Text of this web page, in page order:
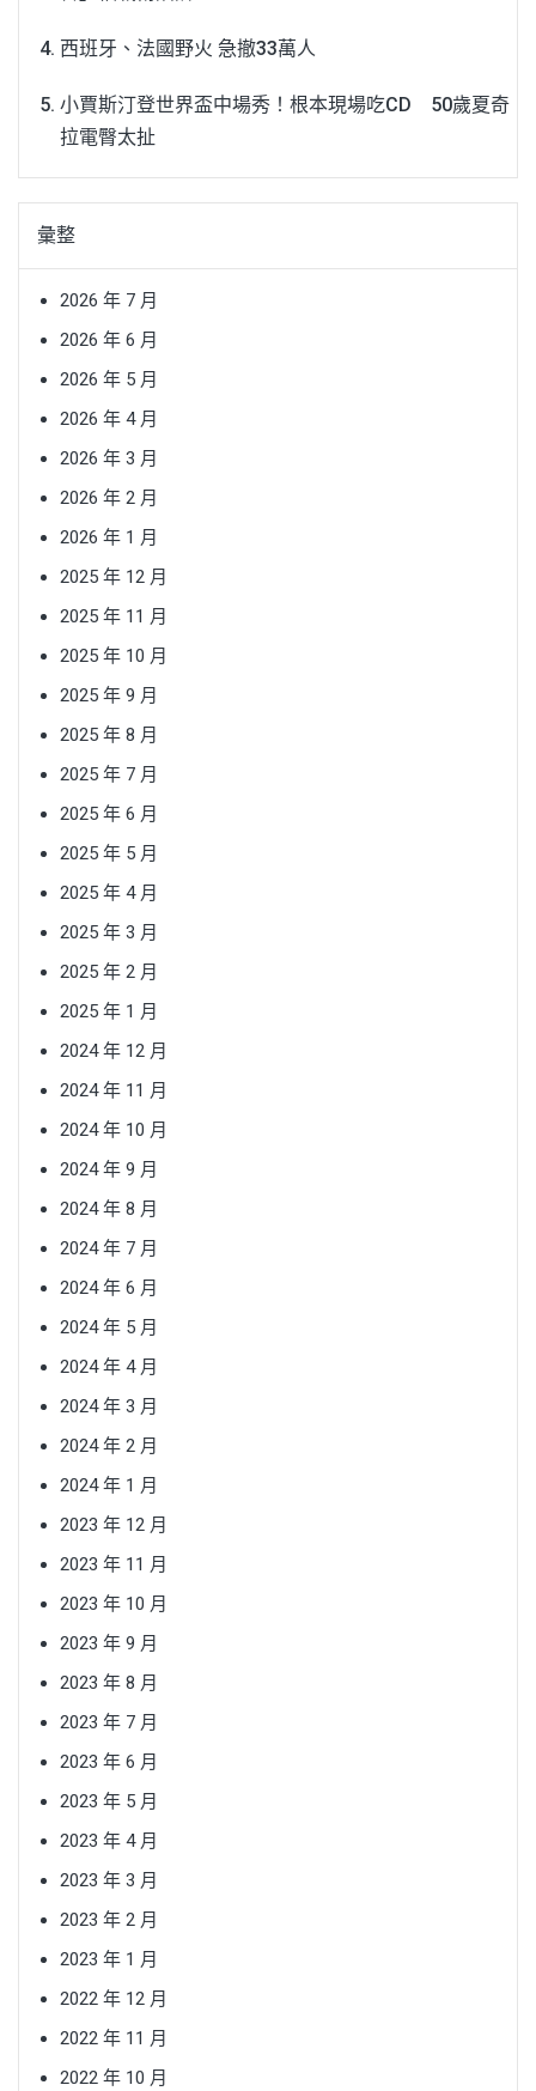
西班牙、法國野火 急撤33萬人
小賈斯汀登世界盃中場秀！根本現場吃CD 50歲夏奇
拉電臀太扯
彙整
2026 年 7 月
2026 年 6 月
2026 年 5 月
2026 年 4 月
2026 年 3 月
2026 年 2 月
2026 年 1 月
2025 年 12 月
2025 年 11 月
2025 年 10 月
2025 年 9 月
2025 年 8 月
2025 年 7 月
2025 年 6 月
2025 年 5 月
2025 年 4 月
2025 年 3 月
2025 年 2 月
2025 年 1 月
2024 年 12 月
2024 年 11 月
2024 年 10 月
2024 年 9 月
2024 年 8 月
2024 年 7 月
2024 年 6 月
2024 年 5 月
2024 年 4 月
2024 年 3 月
2024 年 2 月
2024 年 1 月
2023 年 12 月
2023 年 11 月
2023 年 10 月
2023 年 9 月
2023 年 8 月
2023 年 7 月
2023 年 6 月
2023 年 5 月
2023 年 4 月
2023 年 3 月
2023 年 2 月
2023 年 1 月
2022 年 12 月
2022 年 11 月
2022 年 10 月